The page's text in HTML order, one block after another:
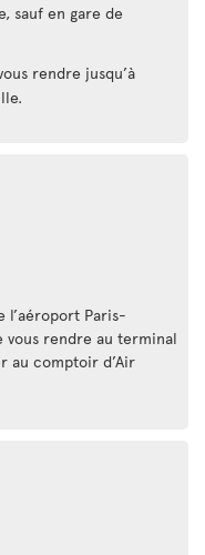
sauf en gare de
rendre jusqu’à
l’aéroport Paris-
vous rendre au terminal
au comptoir d’Air